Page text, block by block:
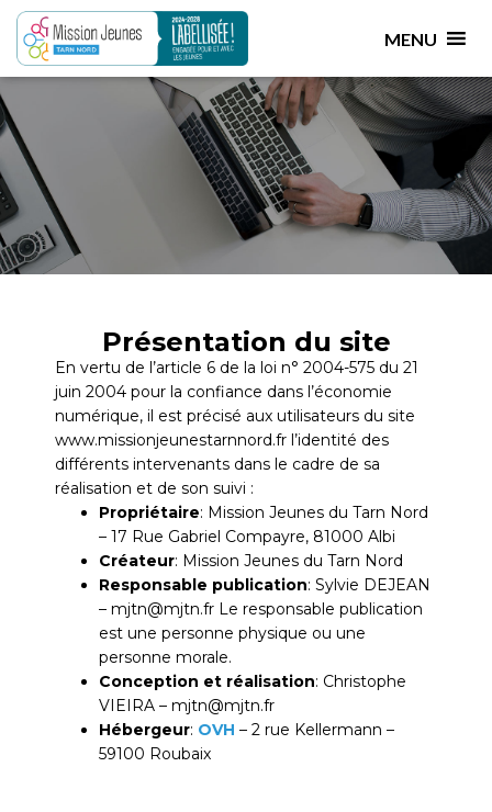
MENU
Mentions légales
Présentation du site
En vertu de l’article 6 de la loi n° 2004-575 du 21
juin 2004 pour la confiance dans l’économie
numérique, il est précisé aux utilisateurs du site
www.missionjeunestarnnord.fr l’identité des
différents intervenants dans le cadre de sa
réalisation et de son suivi :
Propriétaire: Mission Jeunes du Tarn Nord
– 17 Rue Gabriel Compayre, 81000 Albi
Créateur: Mission Jeunes du Tarn Nord
Responsable publication: Sylvie DEJEAN
– mjtn@mjtn.fr Le responsable publication
est une personne physique ou une
personne morale.
Conception et réalisation: Christophe
VIEIRA – mjtn@mjtn.fr
Hébergeur: OVH – 2 rue Kellermann –
59100 Roubaix